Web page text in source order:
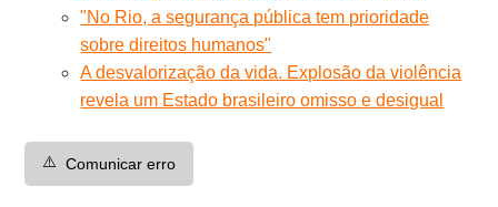
"No Rio, a segurança pública tem prioridade
sobre direitos humanos"
A desvalorização da vida. Explosão da violência
revela um Estado brasileiro omisso e desigual
⚠️ Comunicar erro